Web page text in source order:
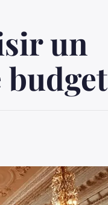
un
budget